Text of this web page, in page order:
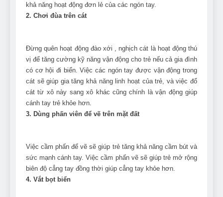
khả năng hoạt động đơn lẻ của các ngón tay.
2. Chơi đùa trên cát
Đừng quên hoạt động đào xới , nghịch cát là hoạt động thú
vị để tăng cường kỹ năng vận động cho trẻ nếu cả gia đình
có cơ hội đi biển. Việc các ngón tay được vận động trong
cát sẽ giúp gia tăng khả năng linh hoạt của trẻ, và việc đổ
cát từ xô này sang xô khác cũng chính là vận động giúp
cánh tay trẻ khỏe hơn.
3. Dùng phấn viên để vẽ trên mặt đất
Việc cầm phấn để vẽ sẽ giúp trẻ tăng khả năng cầm bút và
sức mạnh cánh tay. Việc cầm phấn vẽ sẽ giúp trẻ mở rộng
biên độ cẳng tay đồng thời giúp cẳng tay khỏe hơn.
4. Vắt bọt biển